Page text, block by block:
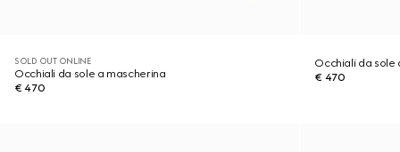
SOLD OUT ONLINE
Occhiali da sole a mascherina
€ 470
Occhiali da sole
€ 470